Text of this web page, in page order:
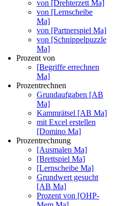
von [Drehterzett Ma]
von [Lernscheibe
Ma]
von [Partnerspiel Ma]
von [Schnippelpuzzle
Ma]
Prozent von
[Begriffe errechnen
Ma]
Prozentrechnen
Grundaufgaben [AB
Ma]
Kammrätsel [AB Ma]
mit Excel erstellen
[Domino Ma]
Prozentrechnung
[Ausmalen Ma]
[Brettspiel Ma]
[Lernscheibe Ma]
Grundwert gesucht
[AB Ma]
Prozent von [OHP-